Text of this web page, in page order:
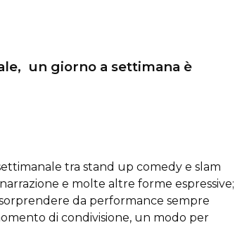
un giorno a settimana è
tra stand up comedy e slam
e molte altre forme espressive;
da performance sempre
di condivisione, un modo per